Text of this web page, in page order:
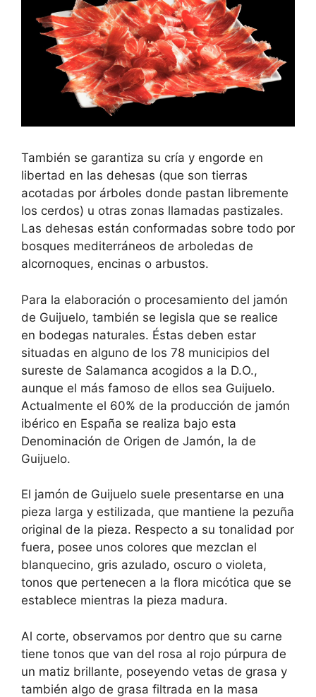
También se garantiza su cría y engorde en
libertad en las dehesas (que son tierras
acotadas por árboles donde pastan libremente
los cerdos) u otras zonas llamadas pastizales.
Las dehesas están conformadas sobre todo por
bosques mediterráneos de arboledas de
alcornoques, encinas o arbustos.
Para la elaboración o procesamiento del jamón
de Guijuelo, también se legisla que se realice
en bodegas naturales. Éstas deben estar
situadas en alguno de los 78 municipios del
sureste de Salamanca acogidos a la D.O.,
aunque el más famoso de ellos sea Guijuelo.
Actualmente el 60% de la producción de jamón
ibérico en España se realiza bajo esta
Denominación de Origen de Jamón, la de
Guijuelo.
El jamón de Guijuelo suele presentarse en una
pieza larga y estilizada, que mantiene la pezuña
original de la pieza. Respecto a su tonalidad por
fuera, posee unos colores que mezclan el
blanquecino, gris azulado, oscuro o violeta,
tonos que pertenecen a la flora micótica que se
establece mientras la pieza madura.
Al corte, observamos por dentro que su carne
tiene tonos que van del rosa al rojo púrpura de
un matiz brillante, poseyendo vetas de grasa y
también algo de grasa filtrada en la masa